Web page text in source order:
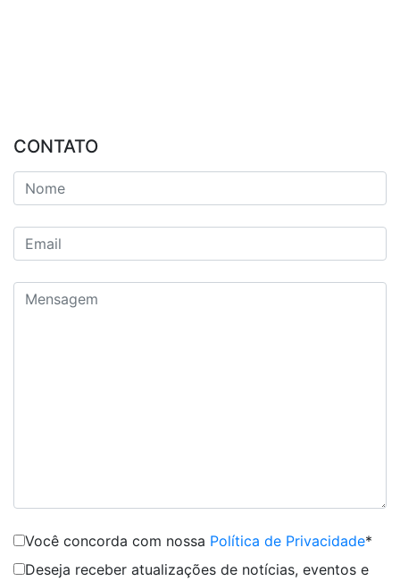
CONTATO
Você concorda com nossa Política de Privacidade*
Deseja receber atualizações de notícias, eventos e